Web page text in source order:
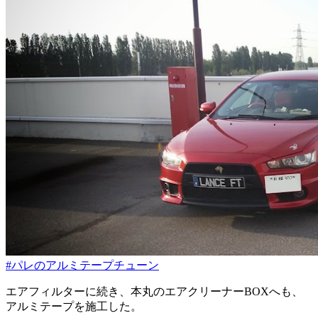
#パレのアルミテープチューン
エアフィルターに続き、本丸のエアクリーナーBOXへも、
アルミテープを施工した。